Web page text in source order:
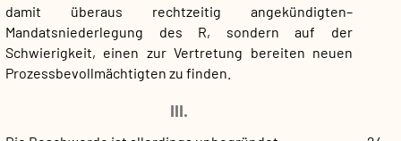
damit überaus rechtzeitig angekündigten–
Mandatsniederlegung des R, sondern auf der
Schwierigkeit, einen zur Vertretung bereiten neuen
Prozessbevollmächtigten zu finden.
III.